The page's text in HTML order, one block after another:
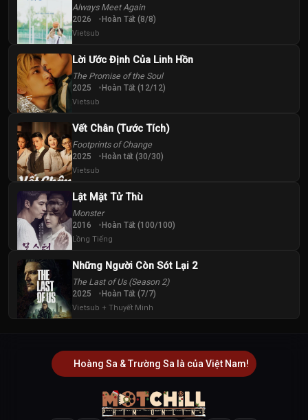
Always Meet Again
2026 Hoàn Tất (8/8)
Vietsub
Lời Ước Định Của Linh Hồn
The Promise of the Soul
2025 Hoàn Tất (12/12)
Vietsub
Vết Chân (Tước Tích)
Footprints of Change
2025 Hoàn tất (30/30)
Vietsub
Lật Mặt Tử Thù
Monster
2016 Hoàn Tất (100/100)
Lồng Tiếng
Những Người Còn Sót Lại 2
The Last of Us (Season 2)
2025 Hoàn Tất (7/7)
Vietsub + Thuyết Minh
Hoàng Sa & Trường Sa là của Việt Nam!